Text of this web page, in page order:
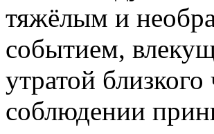
тяжёлым и
событием,
утратой
соблюдении